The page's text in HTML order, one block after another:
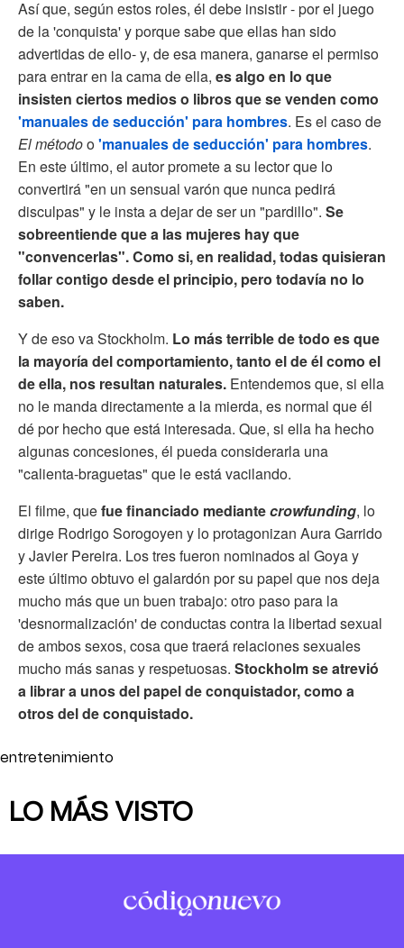
Así que, según estos roles, él debe insistir - por el juego
de la 'conquista' y porque sabe que ellas han sido
advertidas de ello- y, de esa manera, ganarse el permiso
para entrar en la cama de ella, es algo en lo que
insisten ciertos medios o libros que se venden como
'manuales de seducción' para hombres. Es el caso de
El métodoo'manuales de seducción' para hombres.
En este último, el autor promete a su lector que lo
convertirá "en un sensual varón que nunca pedirá
disculpas" y le insta a dejar de ser un "pardillo". Se
sobreentiende que a las mujeres hay que
"convencerlas". Como si, en realidad, todas quisieran
follar contigo desde el principio, pero todavía no lo
saben.
Y de eso va Stockholm. Lo más terrible de todo es que
la mayoría del comportamiento, tanto el de él como el
de ella, nos resultan naturales. Entendemos que, si ella
no le manda directamente a la mierda, es normal que él
dé por hecho que está interesada. Que, si ella ha hecho
algunas concesiones, él pueda considerarla una
"calienta-braguetas" que le está vacilando.
El filme, quefue financiado mediantecrowfunding, lo
dirige Rodrigo Sorogoyen y lo protagonizan Aura Garrido
y Javier Pereira. Los tres fueron nominados al Goya y
este último obtuvo el galardón por su papel que nos deja
mucho más que un buen trabajo: otro paso para la
'desnormalización' de conductas contra la libertad sexual
de ambos sexos, cosa que traerá relaciones sexuales
mucho más sanas y respetuosas. Stockholm se atrevió
a librar a unos del papel de conquistador, como a
otros del de conquistado.
entretenimiento
LO MÁS VISTO